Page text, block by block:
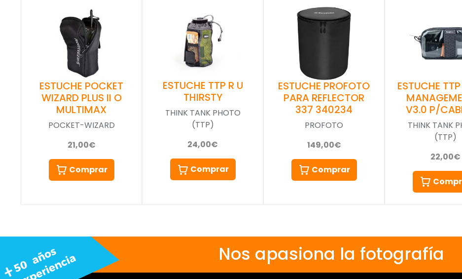
ESTUCHE POCKET
WIZARD PLUS II O
MULTIMAX
POCKET-WIZARD
21,00€
Comprar
ESTUCHE TTP R U
THIRSTY
THINK TANK PHOTO
(TTP)
24,00€
Comprar
ESTUCHE PROFOTO
PARA REFLECTOR
337 340234
PROFOTO
149,00€
Comprar
ESTUCHE
V3.0 P/
THINK TANK
(TTP)
22,00€
Nos apasiona la fotografía